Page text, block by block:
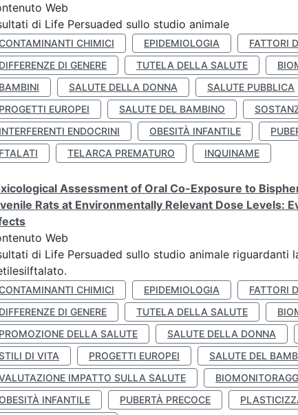
Web
di Life Persuaded sullo studio animale
CHIMICI EPIDEMIOLOGIA FATTORI
DIFFERENZE DI GENERE
TUTELA DELLA SALUTE
BAMBINI
SALUTE DELLA DONNA SALUTE PUBBLICA
PROGETTI EUROPEI
SALUTE DEL BAMBINO
INTERFERENTI ENDOCRINI
OBESITÀ INFANTILE
FTALATI
TELARCA PREMATURO INQUINAME
Assessment of Oral Co-Exposure to
Rats at Environmentally Relevant Dose Levels:
Web
di Life Persuaded sullo studio animale
CHIMICI EPIDEMIOLOGIA FATTORI
DIFFERENZE DI GENERE
TUTELA DELLA SALUTE
PROMOZIONE DELLA SALUTE
SALUTE DELLA DONNA
DI VITA
PROGETTI EUROPEI SALUTE DEL
IMPATTO SULLA SALUTE
INFANTILE
PUBERTÀ PRECOCE